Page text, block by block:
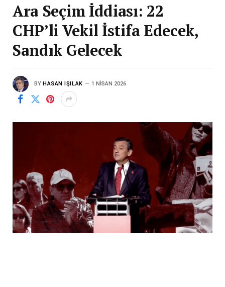
Ara Seçim İddiası: 22
CHP’li Vekil İstifa Edecek,
Sandık Gelecek
BY HASAN IŞILAK 1 NISAN 2026